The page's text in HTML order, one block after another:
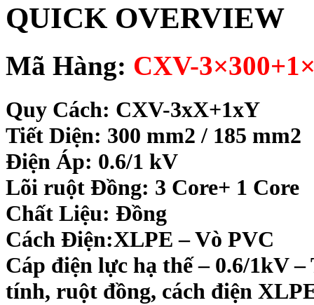
QUICK OVERVIEW
Mã Hàng: CXV-
Quy Cách: CXV-3xX+1xY
Tiết Diện: 300 mm2 / 185 mm2
Điện Áp: 0.6/1 kV
Lõi ruột Đồng: 3 Core+ 1 Core
Chất Liệu: Đồng
Cách Điện:XLPE – Vò PVC
Cáp điện lực hạ thế – 0.6/1kV
tính, ruột đồng, cách điện